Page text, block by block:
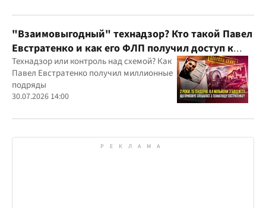
юрисдикций
"Взаимовыгодный" технадзор? Кто такой Павел
Евстратенко и как его ФЛП получил доступ к
бюджетным миллионам?
Технадзор или контроль над схемой? Как
Павел Евстратенко получил миллионные
подряды
30.07.2026 14:00